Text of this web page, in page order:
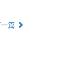
篇